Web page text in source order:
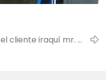
el cliente iraquí mr. ali